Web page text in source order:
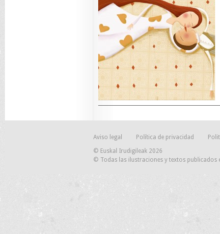
Aviso legal Política de privacidad
© Euskal Irudigileak 2026
© Todas las ilustraciones y textos publicados